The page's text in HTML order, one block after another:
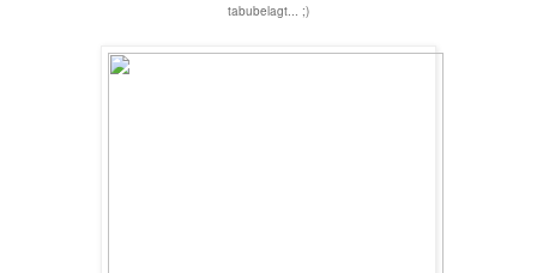
tabubelagt... ;)